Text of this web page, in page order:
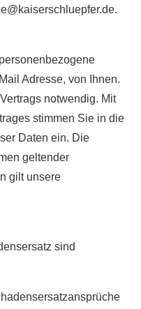
.
Adresse, von Ihnen.
notwendig. Mit
stimmen Sie in die
Daten ein. Die
geltender
gilt unsere
sind